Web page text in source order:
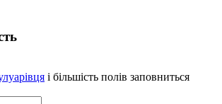
і більшість полів заповниться